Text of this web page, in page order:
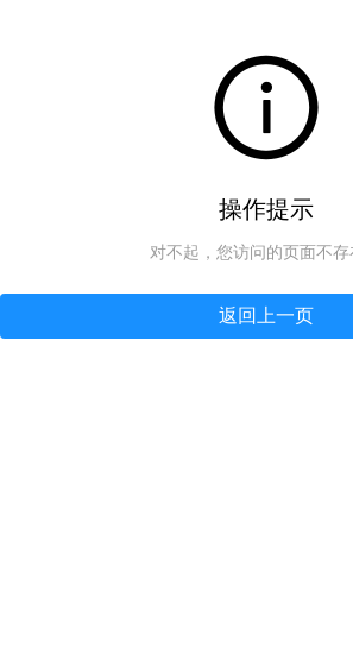
操作提示
对不起，您访问的页面不存
返回上一页